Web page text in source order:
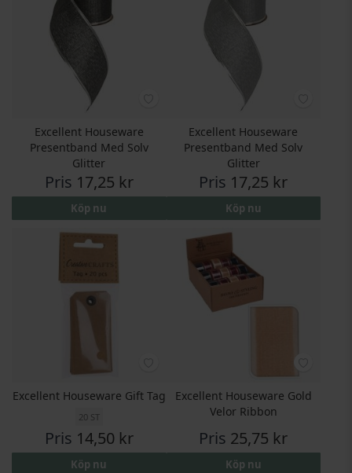
Excellent Houseware
Presentband Med Solv
Glitter
Pris 17,25 kr
Köp nu
Excellent Houseware
Presentband Med Solv
Glitter
Pris 17,25 kr
Köp nu
Excellent Houseware Gift Tag
20 ST
Pris 14,50 kr
Köp nu
Excellent Houseware Gold
Velor Ribbon
Pris 25,75 kr
Köp nu